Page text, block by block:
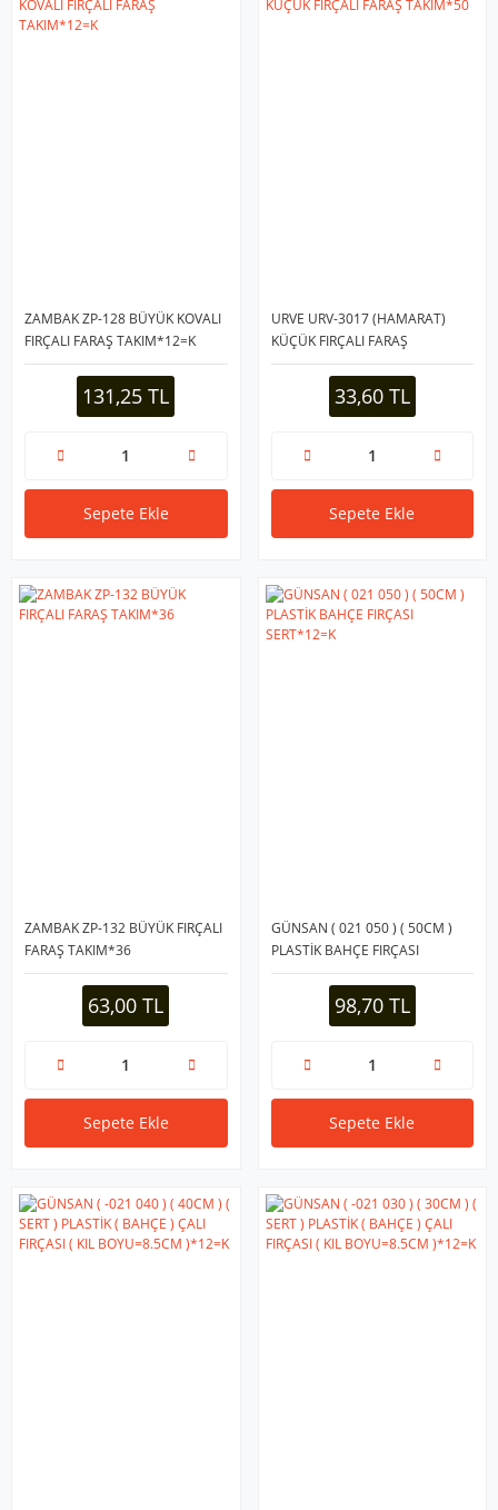
ZAMBAK ZP-128 BÜYÜK KOVALI
FIRÇALI FARAŞ TAKIM*12=K
131,25 TL
Sepete Ekle
URVE URV-3017 (HAMARAT)
KÜÇÜK FIRÇALI FARAŞ
TAKIM*50
33,60 TL
Sepete Ekle
ZAMBAK ZP-132 BÜYÜK FIRÇALI
FARAŞ TAKIM*36
63,00 TL
Sepete Ekle
GÜNSAN ( 021 050 ) ( 50CM )
PLASTİK BAHÇE FIRÇASI
SERT*12=K
98,70 TL
Sepete Ekle